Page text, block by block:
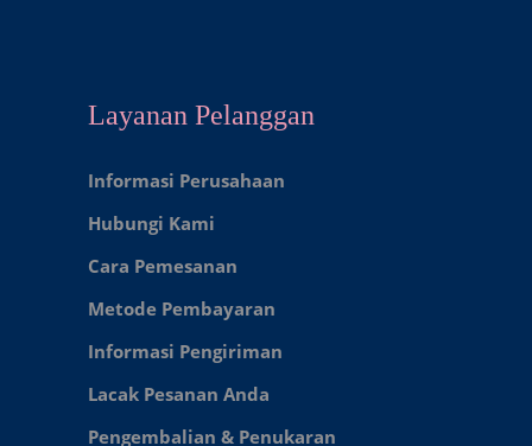
Layanan Pelanggan
Informasi Perusahaan
Hubungi Kami
Cara Pemesanan
Metode Pembayaran
Informasi Pengiriman
Lacak Pesanan Anda
Pengembalian & Penukaran